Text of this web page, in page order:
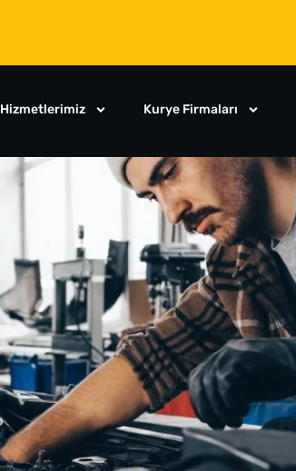
Hizmetlerimiz Kurye Firmaları